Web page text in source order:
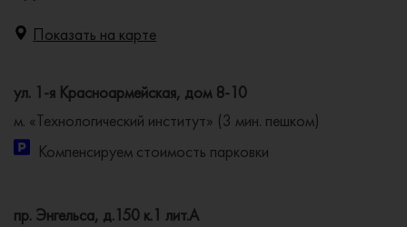
Показать на карте
ул. 1-я Красноармейская, дом 8-10
м. «Технологический институт» (3 мин. пешком)
Компенсируем стоимость парковки
пр. Энгельса, д.150 к.1 лит.А